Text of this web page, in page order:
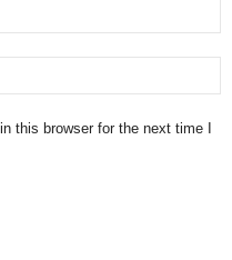
this browser for the next time I